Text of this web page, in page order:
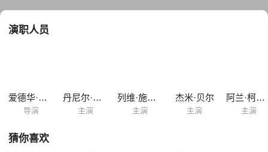
备从波兰前往白俄罗斯。但在森林中，他们遇到了幸存的犹太人同伴。大
演职人员
爱德华·兹威克
导演
丹尼尔·克雷格
主演
列维·施瑞博尔
主演
杰米·贝尔
主演
阿兰·柯德勒
主演
猜你喜欢